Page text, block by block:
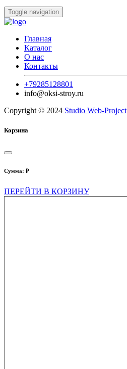
Toggle navigation
Главная
Каталог
О нас
Контакты
+79285128801
info@oksi-stroy.ru
Copyright © 2024 Studio Web-Project
Корзина
Сумма: ₽
ПЕРЕЙТИ В КОРЗИНУ